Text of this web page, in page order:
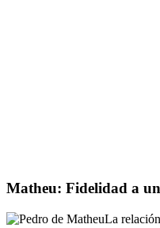
Matheu: Fidelidad a
La